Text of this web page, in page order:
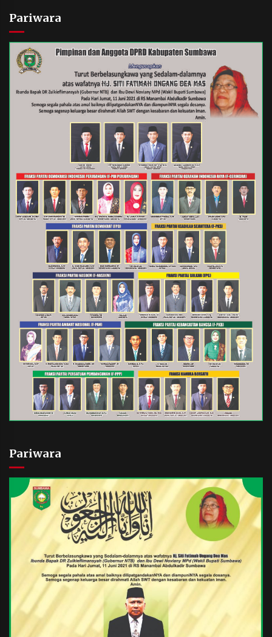
Pariwara
Pariwara